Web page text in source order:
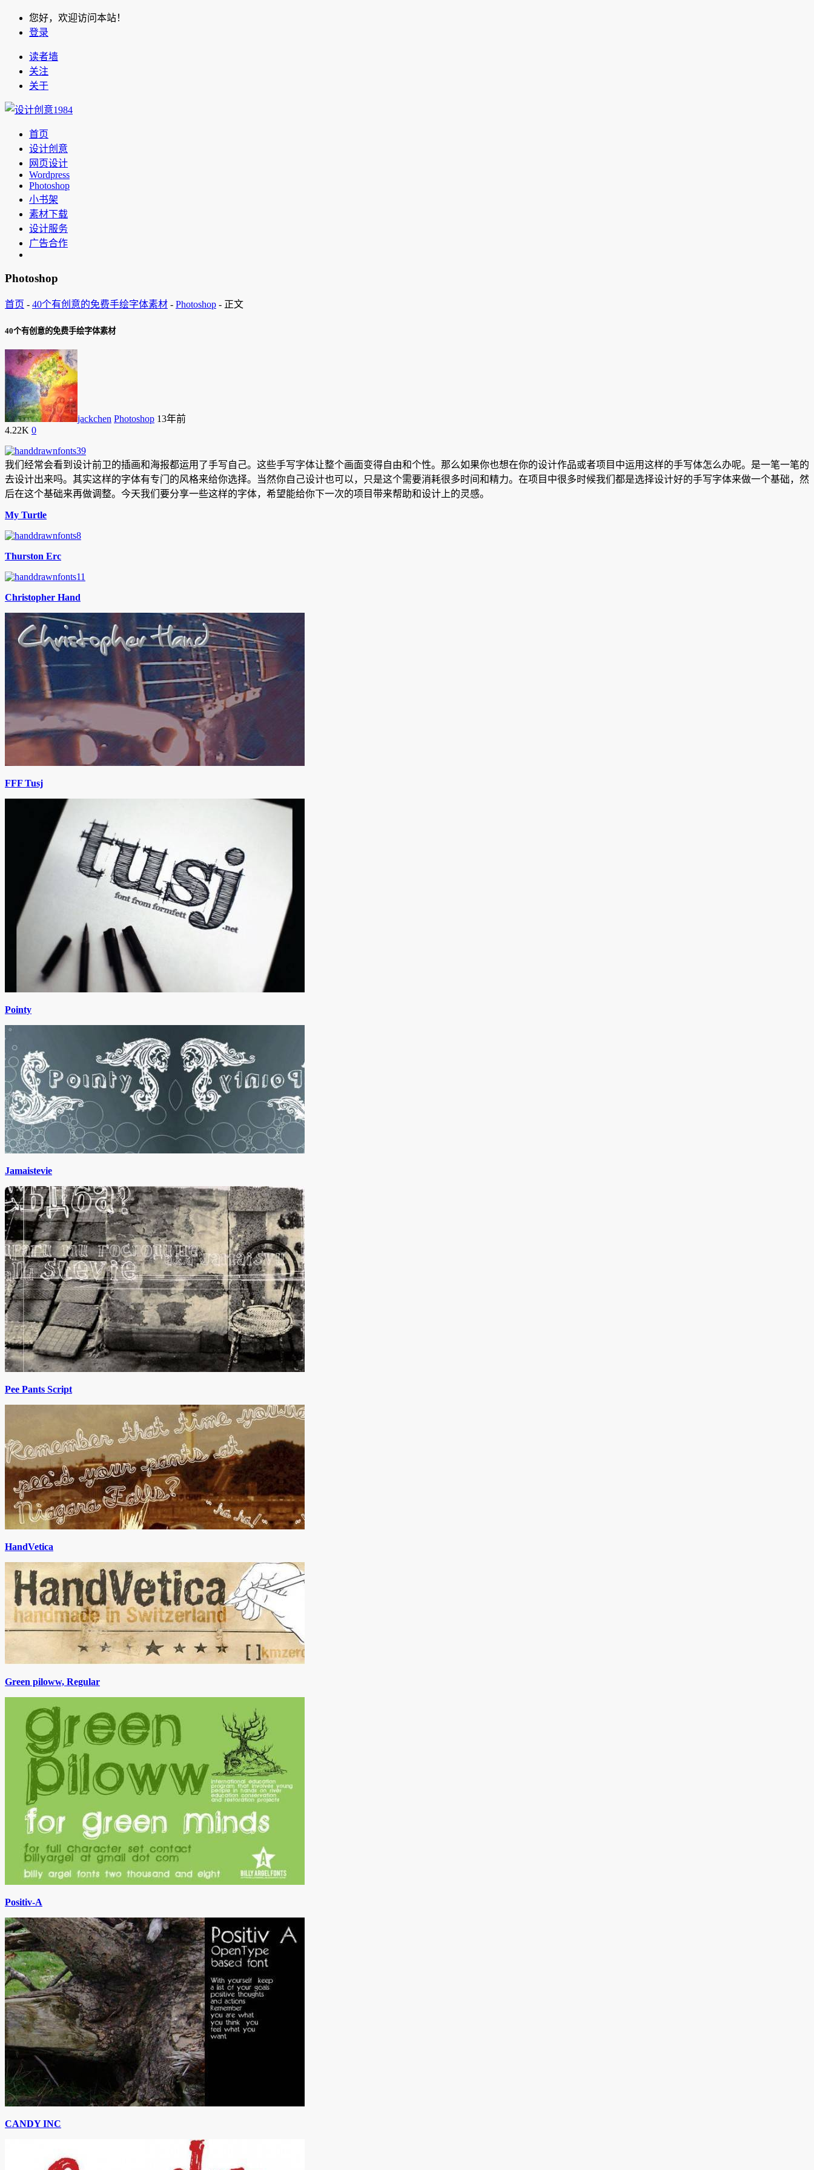
您好，欢迎访问本站！
登录
读者墙
关注
关于
首页
设计创意
网页设计
Wordpress
Photoshop
小书架
素材下载
设计服务
广告合作
Photoshop
首页 - 40个有创意的免费手绘字体素材 - Photoshop - 正文
40个有创意的免费手绘字体素材
jackchen Photoshop 13年前
4.22K 0
我们经常会看到设计前卫的插画和海报都运用了手写自己。这些手写字体让整个画面变得自由和个性。那么如果你也想在你的设计作品或者项目中运用这样的手写体怎么办呢。是一笔一笔的
去设计出来吗。其实这样的字体有专门的风格来给你选择。当然你自己设计也可以，只是这个需要消耗很多时间和精力。在项目中很多时候我们都是选择设计好的手写字体来做一个基础，然
后在这个基础来再做调整。今天我们要分享一些这样的字体，希望能给你下一次的项目带来帮助和设计上的灵感。
My Turtle
Thurston Erc
Christopher Hand
FFF Tusj
Pointy
Jamaistevie
Pee Pants Script
HandVetica
Green piloww, Regular
Positiv-A
CANDY INC